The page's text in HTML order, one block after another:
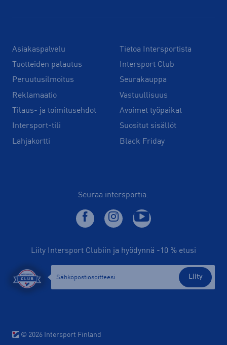
Asiakaspalvelu
Tuotteiden palautus
Peruutusilmoitus
Reklamaatio
Tilaus- ja toimitusehdot
Intersport-tili
Lahjakortti
Tietoa Intersportista
Intersport Club
Seurakauppa
Vastuullisuus
Avoimet työpaikat
Suositut sisällöt
Black Friday
Seuraa intersportia:
Liity Intersport Clubiin ja hyödynnä -10 % etusi
Liity
© 2026 Intersport Finland